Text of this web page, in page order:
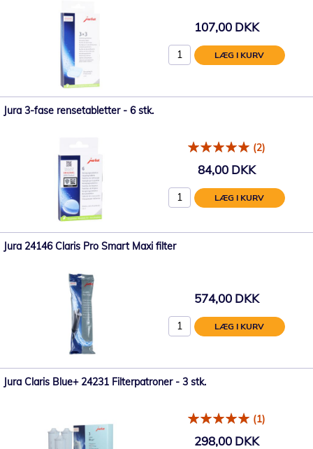
107,00 DKK
LÆG I KURV
Jura 3-fase rensetabletter - 6 stk.
(2)
84,00 DKK
LÆG I KURV
Jura 24146 Claris Pro Smart Maxi filter
574,00 DKK
LÆG I KURV
Jura Claris Blue+ 24231 Filterpatroner - 3 stk.
(1)
298,00 DKK